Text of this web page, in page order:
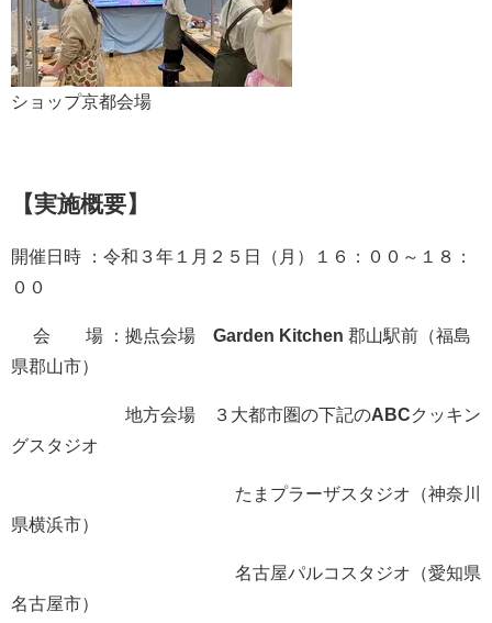
ショップ京都会場
【実施概要】
開催日時 ：令和３年１月２５日（月）１６：００～１８：
００
会 場 ：拠点会場 Garden Kitchen 郡山駅前（福島
県郡山市）
地方会場 ３大都市圏の下記のABCクッキン
グスタジオ
たまプラーザスタジオ（神奈川
県横浜市）
名古屋パルコスタジオ（愛知県
名古屋市）